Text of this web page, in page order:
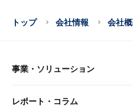
トップ 会社情報 会社
事業・ソリューション
事業・ソリューション トップ
レポート・コラム